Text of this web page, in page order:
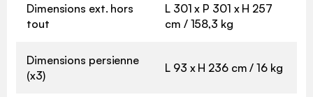
Dimensions ext. hors
tout
L 301 x P 301 x H 257
cm / 158,3 kg
Dimensions persienne
(x3)
L 93 x H 236 cm / 16 kg